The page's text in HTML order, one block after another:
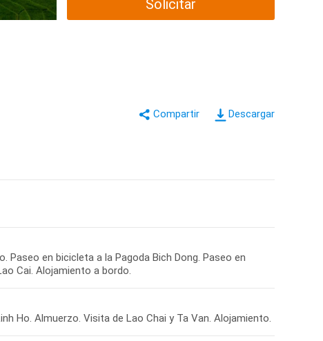
Solicitar
Descargar
Paseo en bicicleta a la Pagoda Bich Dong. Paseo en
Cai. Alojamiento a bordo.
Ho. Almuerzo. Visita de Lao Chai y Ta Van. Alojamiento.